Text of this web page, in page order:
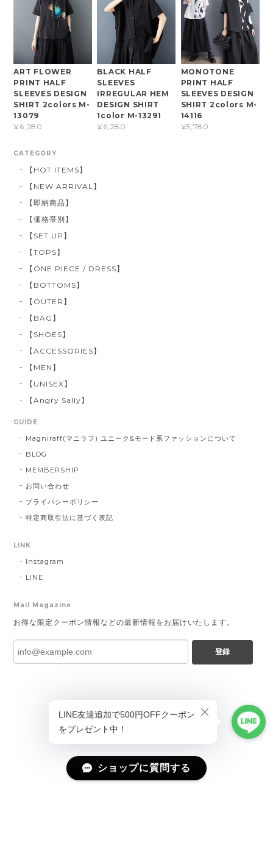
ART FLOWER
PRINT HALF
SLEEVES DESIGN
SHIRT 2colors M-
13079
¥6,280
BLACK HALF
SLEEVES
IRREGULAR HEM
DESIGN SHIRT
1color M-13291
¥6,280
MONOTONE
PRINT HALF
SLEEVES DESIGN
SHIRT 2colors M-
14116
¥5,780
CATEGORY
【HOT ITEMS】
【NEW ARRIVAL】
【即納商品】
【価格帯別】
【SET UP】
【TOPS】
【ONE PIECE / DRESS】
【BOTTOMS】
【OUTER】
【BAG】
【SHOES】
【ACCESSORIES】
【MEN】
【UNISEX】
【Angry Sally】
GUIDE
Magniraff(マニラフ) ユニーク&モード系ファッションについて
BLOG
MEMBERSHIP
お問い合わせ
プライバシーポリシー
特定商取引法に基づく表記
LINK
Instagram
LINE
Mail Magazine
お得な限定クーポン情報などの最新情報をお届けいたします。
登録
ショップに質問する